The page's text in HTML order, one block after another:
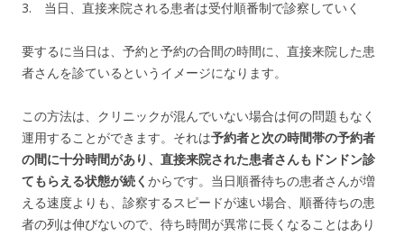
3. 当日、直接来院される患者は受付順番制で診察していく
要するに当日は、予約と予約の合間の時間に、直接来院した患
者さんを診ているというイメージになります。
この方法は、クリニックが混んでいない場合は何の問題もなく
運用することができます。それは予約者と次の時間帯の予約者
の間に十分時間があり、直接来院された患者さんもドンドン診
てもらえる状態が続く からです。当日順番待ちの患者さんが増
える速度よりも、診察するスピードが速い場合、順番待ちの患
者の列は伸びないので、待ち時間が異常に長くなることはあり